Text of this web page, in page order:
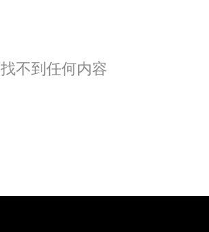
找不到任何内容